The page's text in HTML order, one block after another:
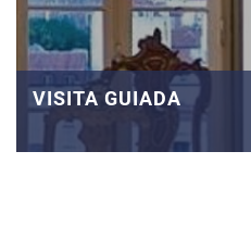
VISITA GUIADA